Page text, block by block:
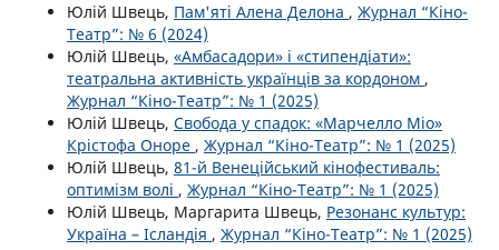
Юлій Швець, Пам'яті Алена Делона , Журнал “Кіно-
Театр”: № 6 (2024)
Юлій Швець, «Амбасадори» і «стипендіати»:
театральна активність українців за кордоном ,
Журнал “Кіно-Театр”: № 1 (2025)
Юлій Швець, Свобода у спадок: «Марчелло Міо»
Крістофа Оноре , Журнал “Кіно-Театр”: № 1 (2025)
Юлій Швець, 81-й Венеційський кінофестиваль:
оптимізм волі , Журнал “Кіно-Театр”: № 1 (2025)
Юлій Швець, Маргарита Швець, Резонанс культур:
Україна – Ісландія , Журнал “Кіно-Театр”: № 1 (2025)